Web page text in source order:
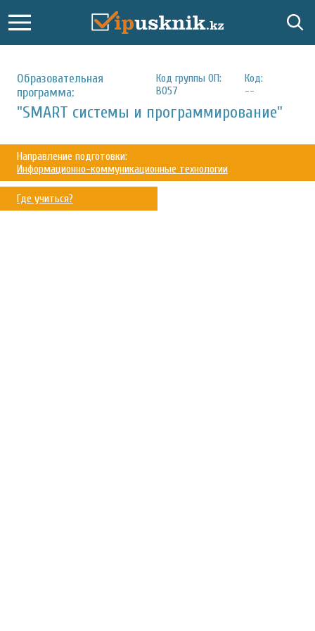
Образовательная
программа:
Код группы ОП:
В057
Код:
--
"SMART системы и программирование"
Направление подготовки:
Информационно-коммуникационные технологии
Где учиться?